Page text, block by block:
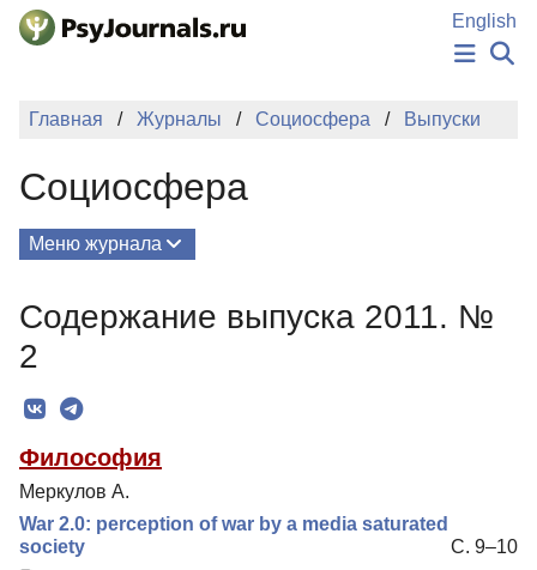
Перейти к основному содержанию
English
НОВОСТИ
ПОДАТЬ РУКОПИСЬ
КЛЮЧЕВЫЕ СЛОВА
Главная Журналы Социосфера Выпуски
Социосфера
Меню журнала
О Журнале
Редколлегия
Для авторов
Рубрики
Контакты
Содержание выпуска 2011. №
2
Философия
Меркулов А.
War 2.0: perception of war by a media saturated
society
С. 9–10